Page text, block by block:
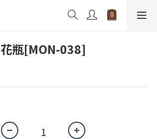
花瓶[MON-038]